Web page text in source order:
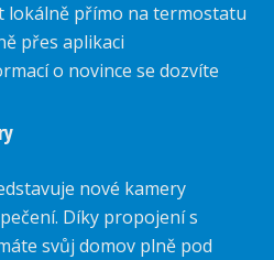
lokálně přímo na termostatu
přes aplikaci
o novince se dozvíte
nové kamery
Díky propojení s
svůj domov plně pod